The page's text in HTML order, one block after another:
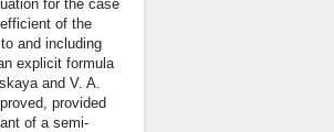
for the case
of the
and including
explicit formula
and V. A.
provided
of a semi-